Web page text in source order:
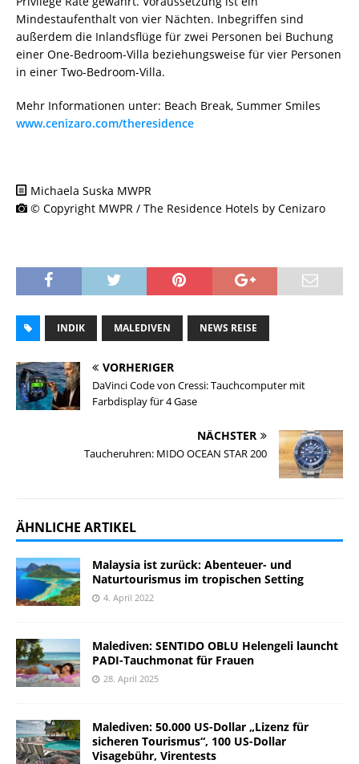
Mindestaufenthalt von vier Nächten. Inbegriffen sind
außerdem die Inlandsflüge für zwei Personen bei Buchung
einer One-Bedroom-Villa beziehungsweise für vier Personen
in einer Two-Bedroom-Villa.
Mehr Informationen unter: Beach Break, Summer Smiles
www.cenizaro.com/theresidence
Michaela Suska MWPR
© Copyright MWPR / The Residence Hotels by Cenizaro
INDIK MALEDIVEN NEWS REISE
VORHERIGER
DaVinci Code von Cressi: Tauchcomputer mit
Farbdisplay für 4 Gase
NÄCHSTER
Taucheruhren: MIDO OCEAN STAR 200
ÄHNLICHE ARTIKEL
Malaysia ist zurück: Abenteuer- und
Naturtourismus im tropischen Setting
4. April 2022
Malediven: SENTIDO OBLU Helengeli launcht
PADI-Tauchmonat für Frauen
28. April 2025
Malediven: 50.000 US-Dollar „Lizenz für
sicheren Tourismus“, 100 US-Dollar
Visagebühr, Virentests